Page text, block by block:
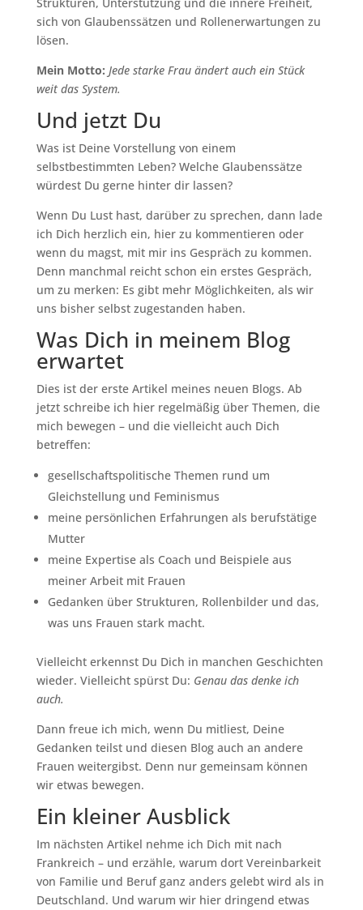
sich von Glaubenssätzen und Rollenerwartungen zu
lösen.
Mein Motto: Jede starke Frau ändert auch ein Stück
weit das System.
Und jetzt Du
Was ist Deine Vorstellung von einem
selbstbestimmten Leben? Welche Glaubenssätze
würdest Du gerne hinter dir lassen?
Wenn Du Lust hast, darüber zu sprechen, dann lade
ich Dich herzlich ein, hier zu kommentieren oder
wenn du magst, mit mir ins Gespräch zu kommen.
Denn manchmal reicht schon ein erstes Gespräch,
um zu merken: Es gibt mehr Möglichkeiten, als wir
uns bisher selbst zugestanden haben.
Was Dich in meinem Blog
erwartet
Dies ist der erste Artikel meines neuen Blogs. Ab
jetzt schreibe ich hier regelmäßig über Themen, die
mich bewegen – und die vielleicht auch Dich
betreffen:
gesellschaftspolitische Themen rund um
Gleichstellung und Feminismus
meine persönlichen Erfahrungen als berufstätige
Mutter
meine Expertise als Coach und Beispiele aus
meiner Arbeit mit Frauen
Gedanken über Strukturen, Rollenbilder und das,
was uns Frauen stark macht.
Vielleicht erkennst Du Dich in manchen Geschichten
wieder. Vielleicht spürst Du: Genau das denke ich
auch.
Dann freue ich mich, wenn Du mitliest, Deine
Gedanken teilst und diesen Blog auch an andere
Frauen weitergibst. Denn nur gemeinsam können
wir etwas bewegen.
Ein kleiner Ausblick
Im nächsten Artikel nehme ich Dich mit nach
Frankreich – und erzähle, warum dort Vereinbarkeit
von Familie und Beruf ganz anders gelebt wird als in
Deutschland. Und warum wir hier dringend etwas